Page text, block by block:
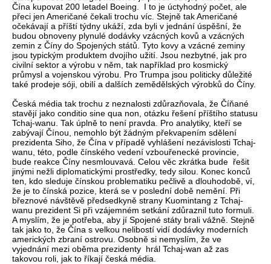
Čína kupovat 200 letadel Boeing. I to je úctyhodný počet, ale
přeci jen Američané čekali trochu víc. Stejně tak Američané
očekávají a příští týdny ukáží, zda byli v jednání úspěšní, že
budou obnoveny plynulé dodávky vzácných kovů a vzácných
zemin z Číny do Spojených států. Tyto kovy a vzácné zeminy
jsou typickým produktem dvojího užití. Jsou nezbytné, jak pro
civilní sektor a výrobu v něm, tak například pro kosmický
průmysl a vojenskou výrobu. Pro Trumpa jsou politicky důležité
také prodeje sóji, obilí a dalších zemědělských výrobků do Číny.
Česká média tak trochu z neznalosti zdůrazňovala, že Číňané
stavějí jako conditio sine qua non, otázku řešení příštího statusu
Tchaj-wanu. Tak úplně to není pravda. Pro analytiky, kteří se
zabývají Čínou, nemohlo být žádným překvapením sdělení
prezidenta Siho, že Čína v případě vyhlášení nezávislosti Tchaj-
wanu, této, podle čínského vedení vzbouřenecké provincie,
bude reakce Číny nesmlouvavá. Celou věc zkrátka bude řešit
jinými nežli diplomatickými prostředky, tedy silou. Konec konců
ten, kdo sleduje čínskou problematiku pečlivě a dlouhodobě, ví,
že je to čínská pozice, která se v poslední době nemění. Při
březnové návštěvě předsedkyně strany Kuomintang z Tchaj-
wanu prezident Si při vzájemném setkání zdůraznil tuto formuli.
A myslím, že je potřeba, aby jí Spojené státy brali vážně. Stejně
tak jako to, že Čína s velkou nelibostí vidí dodávky moderních
amerických zbraní ostrovu. Osobně si nemyslím, že ve
vyjednání mezi oběma prezidenty hrál Tchaj-wan až zas
takovou roli, jak to říkají česká média.